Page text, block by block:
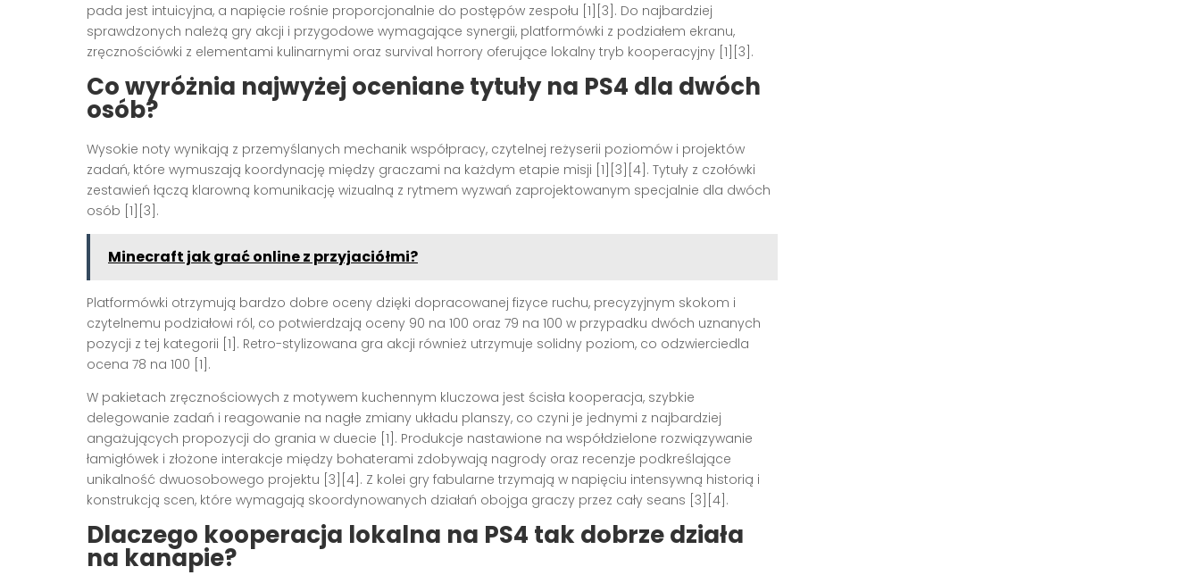
pada jest intuicyjna, a napięcie rośnie proporcjonalnie do postępów zespołu [1][3]. Do najbardziej
sprawdzonych należą gry akcji i przygodowe wymagające synergii, platformówki z podziałem ekranu,
zręcznościówki z elementami kulinarnymi oraz survival horrory oferujące lokalny tryb kooperacyjny [1][3].
Co wyróżnia najwyżej oceniane tytuły na PS4 dla dwóch
osób?
Wysokie noty wynikają z przemyślanych mechanik współpracy, czytelnej reżyserii poziomów i projektów
zadań, które wymuszają koordynację między graczami na każdym etapie misji [1][3][4]. Tytuły z czołówki
zestawień łączą klarowną komunikację wizualną z rytmem wyzwań zaprojektowanym specjalnie dla dwóch
osób [1][3].
Minecraft jak grać online z przyjaciółmi?
Platformówki otrzymują bardzo dobre oceny dzięki dopracowanej fizyce ruchu, precyzyjnym skokom i
czytelnemu podziałowi ról, co potwierdzają oceny 90 na 100 oraz 79 na 100 w przypadku dwóch uznanych
pozycji z tej kategorii [1]. Retro-stylizowana gra akcji również utrzymuje solidny poziom, co odzwierciedla
ocena 78 na 100 [1].
W pakietach zręcznościowych z motywem kuchennym kluczowa jest ścisła kooperacja, szybkie
delegowanie zadań i reagowanie na nagłe zmiany układu planszy, co czyni je jednymi z najbardziej
angażujących propozycji do grania w duecie [1]. Produkcje nastawione na współdzielone rozwiązywanie
łamigłówek i złożone interakcje między bohaterami zdobywają nagrody oraz recenzje podkreślające
unikalność dwuosobowego projektu [3][4]. Z kolei gry fabularne trzymają w napięciu intensywną historią i
konstrukcją scen, które wymagają skoordynowanych działań obojga graczy przez cały seans [3][4].
Dlaczego kooperacja lokalna na PS4 tak dobrze działa
na kanapie?